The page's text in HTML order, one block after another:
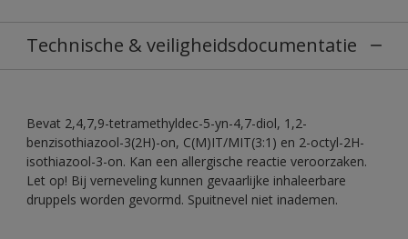
Technische & veiligheidsdocumentatie
Bevat 2,4,7,9-tetramethyldec-5-yn-4,7-diol, 1,2-
benzisothiazool-3(2H)-on, C(M)IT/MIT(3:1) en 2-octyl-2H-
isothiazool-3-on. Kan een allergische reactie veroorzaken.
Let op! Bij verneveling kunnen gevaarlijke inhaleerbare
druppels worden gevormd. Spuitnevel niet inademen.